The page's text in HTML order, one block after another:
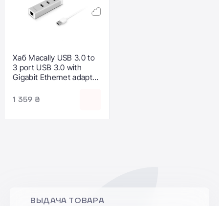
Хаб Macally USB 3.0 to
3 port USB 3.0 with
Gigabit Ethernet adapter
1 359 ₴
ВЫДАЧА ТОВАРА